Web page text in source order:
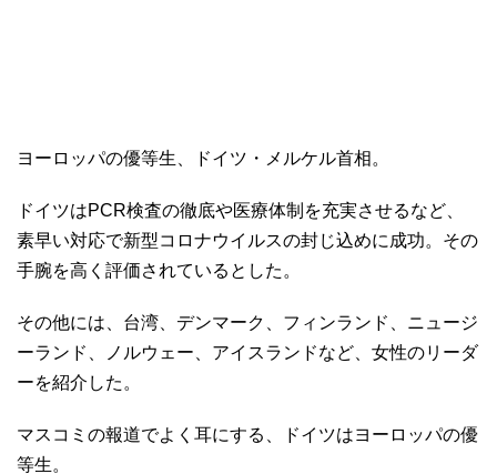
ヨーロッパの優等生、ドイツ・メルケル首相。
ドイツはPCR検査の徹底や医療体制を充実させるなど、
素早い対応で新型コロナウイルスの封じ込めに成功。その
手腕を高く評価されているとした。
その他には、台湾、デンマーク、フィンランド、ニュージ
ーランド、ノルウェー、アイスランドなど、女性のリーダ
ーを紹介した。
マスコミの報道でよく耳にする、ドイツはヨーロッパの優
等生。